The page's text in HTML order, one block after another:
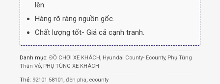
lên.
Hàng rõ ràng nguồn gốc.
Chất lượng tốt- Giá cả cạnh tranh.
Danh mục: ĐỒ CHƠI XE KHÁCH , Hyundai County- Ecounty, Phụ Tùng
Thân Vỏ, PHỤ TÙNG XE KHÁCH
Thẻ: 92101 58101 , đèn pha, ecounty